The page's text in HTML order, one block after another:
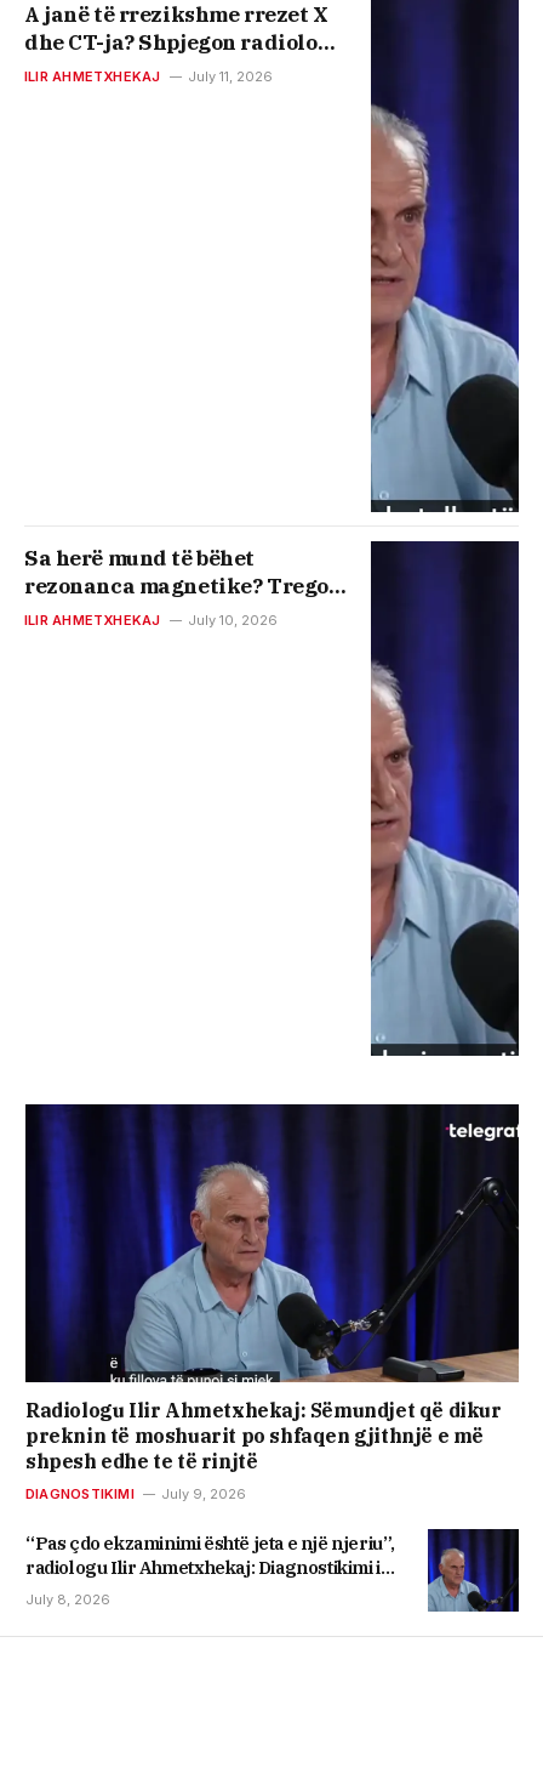
A janë të rrezikshme rrezet X
dhe CT-ja? Shpjegon radiologu
Ahmetxhekaj
ILIR AHMETXHEKAJ July 11, 2026
Sa herë mund të bëhet
rezonanca magnetike? Tregon
radiologu Ilir Ahmetxhekaj
ILIR AHMETXHEKAJ July 10, 2026
Radiologu Ilir Ahmetxhekaj: Sëmundjet që dikur
preknin të moshuarit po shfaqen gjithnjë e më
shpesh edhe te të rinjtë
DIAGNOSTIKIMI July 9, 2026
“Pas çdo ekzaminimi është jeta e një njeriu”,
radiologu Ilir Ahmetxhekaj: Diagnostikimi i
hershëm shpëton jetë
July 8, 2026